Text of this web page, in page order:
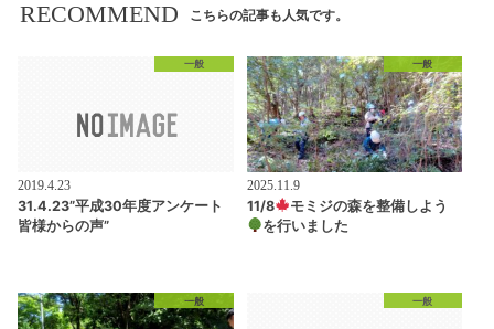
RECOMMEND こちらの記事も人気です。
一般
2019.4.23
31.4.23”平成30年度アンケート
皆様からの声”
一般
2025.11.9
11/8
モミジの森を整備しよう
を行いました
一般 一般